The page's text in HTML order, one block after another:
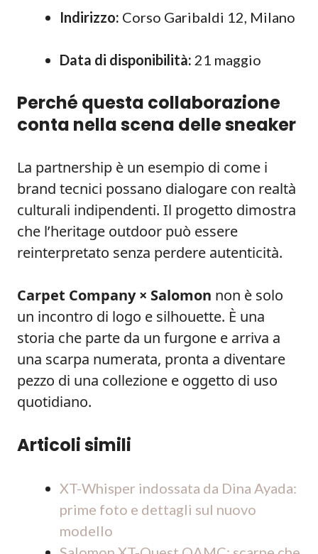
Indirizzo: Corso Garibaldi 12, Milano
Data di disponibilità: 21 maggio
Perché questa collaborazione
conta nella scena delle sneaker
La partnership è un esempio di come i
brand tecnici possano dialogare con realtà
culturali indipendenti. Il progetto dimostra
che l’heritage outdoor può essere
reinterpretato senza perdere autenticità.
Carpet Company × Salomon non è solo
un incontro di logo e silhouette. È una
storia che parte da un furgone e arriva a
una scarpa numerata, pronta a diventare
pezzo di una collezione e oggetto di uso
quotidiano.
Articoli simili
XT-Whisper indossata da Dina Ayada:
prime foto e dettagli sul nuovo
modello